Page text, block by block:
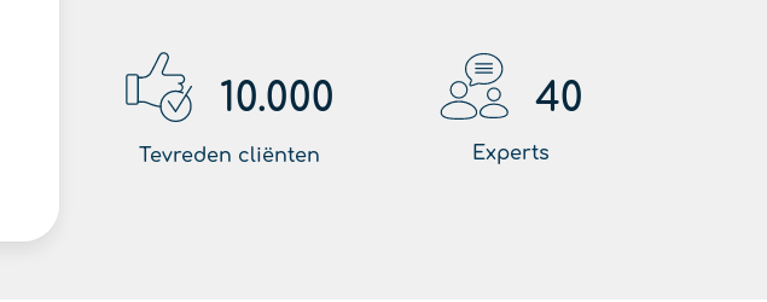
10.000
Tevreden cliënten
40
Experts